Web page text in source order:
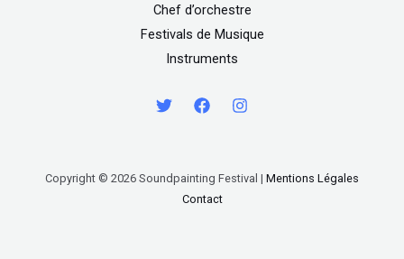
Chef d’orchestre
Festivals de Musique
Instruments
Copyright © 2026 Soundpainting Festival | Mentions Légales
Contact